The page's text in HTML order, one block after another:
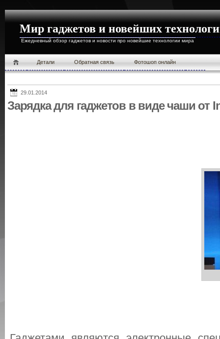
Мир гаджетов и новейших
Ежедневный обзор гаджетов и новости про новейшие технологии мира
Детали Обратная связь Фотошоп онлайн
29.01.2014
Зарядка для гаджетов в виде чаши от